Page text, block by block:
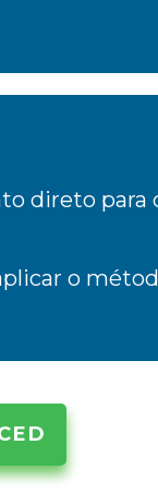
direto para
o